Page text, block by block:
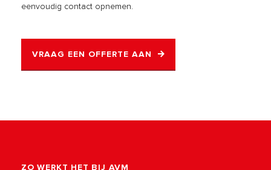
eenvoudig contact opnemen.
VRAAG EEN OFFERTE AAN
ZO WERKT HET BIJ AVM